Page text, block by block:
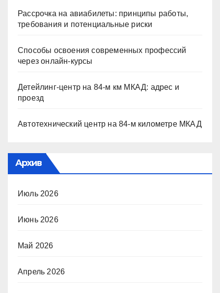
Рассрочка на авиабилеты: принципы работы,
требования и потенциальные риски
Способы освоения современных профессий
через онлайн-курсы
Детейлинг-центр на 84-м км МКАД: адрес и
проезд
Автотехнический центр на 84-м километре МКАД
Архив
Июль 2026
Июнь 2026
Май 2026
Апрель 2026